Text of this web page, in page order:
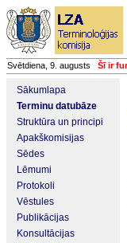
Svētdiena, 9. augusts Šī ir
Sākumlapa
Terminu datubāze
Struktūra un principi
Apakškomisijas
Sēdes
Lēmumi
Protokoli
Vēstules
Publikācijas
Konsultācijas